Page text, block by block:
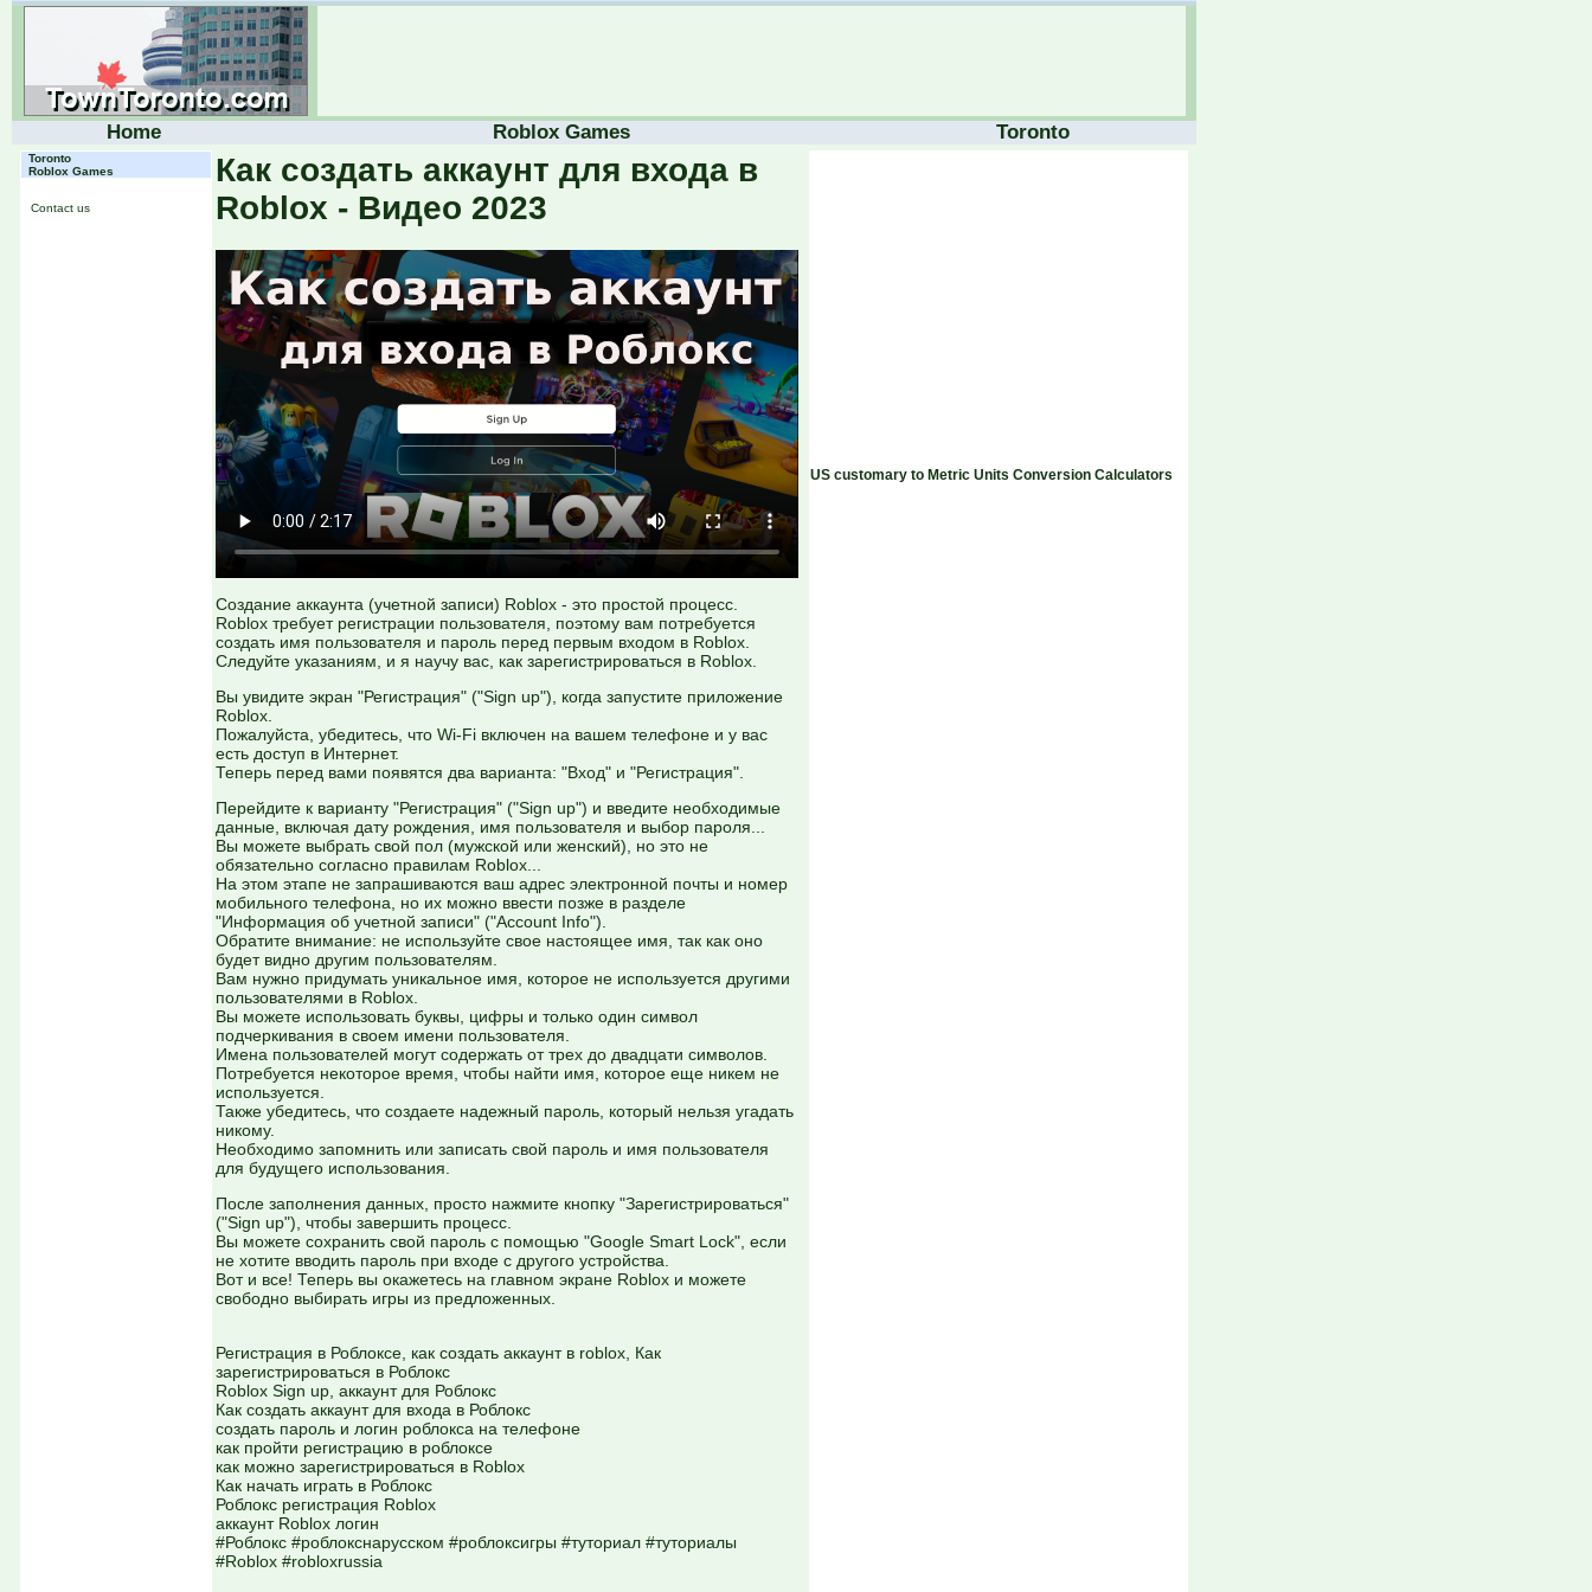
Home Roblox Games Toronto
Toronto
Roblox Games
Contact us
Как создать аккаунт для входа в
Roblox - Видео 2023
Создание аккаунта (учетной записи) Roblox - это простой процесс.
Roblox требует регистрации пользователя, поэтому вам потребуется
создать имя пользователя и пароль перед первым входом в Roblox.
Следуйте указаниям, и я научу вас, как зарегистрироваться в Roblox.
Вы увидите экран "Регистрация" ("Sign up"), когда запустите приложение
Roblox.
Пожалуйста, убедитесь, что Wi-Fi включен на вашем телефоне и у вас
есть доступ в Интернет.
Теперь перед вами появятся два варианта: "Вход" и "Регистрация".
Перейдите к варианту "Регистрация" ("Sign up") и введите необходимые
данные, включая дату рождения, имя пользователя и выбор пароля...
Вы можете выбрать свой пол (мужской или женский), но это не
обязательно согласно правилам Roblox...
На этом этапе не запрашиваются ваш адрес электронной почты и номер
мобильного телефона, но их можно ввести позже в разделе
"Информация об учетной записи" ("Account Info").
Обратите внимание: не используйте свое настоящее имя, так как оно
будет видно другим пользователям.
Вам нужно придумать уникальное имя, которое не используется другими
пользователями в Roblox.
Вы можете использовать буквы, цифры и только один символ
подчеркивания в своем имени пользователя.
Имена пользователей могут содержать от трех до двадцати символов.
Потребуется некоторое время, чтобы найти имя, которое еще никем не
используется.
Также убедитесь, что создаете надежный пароль, который нельзя угадать
никому.
Необходимо запомнить или записать свой пароль и имя пользователя
для будущего использования.
После заполнения данных, просто нажмите кнопку "Зарегистрироваться"
("Sign up"), чтобы завершить процесс.
Вы можете сохранить свой пароль с помощью "Google Smart Lock", если
не хотите вводить пароль при входе с другого устройства.
Вот и все! Теперь вы окажетесь на главном экране Roblox и можете
свободно выбирать игры из предложенных.
Регистрация в Роблоксе, как создать аккаунт в roblox, Как
зарегистрироваться в Роблокс
Roblox Sign up, аккаунт для Роблокс
Как создать аккаунт для входа в Роблокс
создать пароль и логин роблокса на телефоне
как пройти регистрацию в роблоксе
как можно зарегистрироваться в Roblox
Как начать играть в Роблокс
Роблокс регистрация Roblox
аккаунт Roblox логин
#Роблокс #роблокснарусском #роблоксигры #туториал #туториалы
#Roblox #robloxrussia
US customary to Metric Units Conversion Calculators